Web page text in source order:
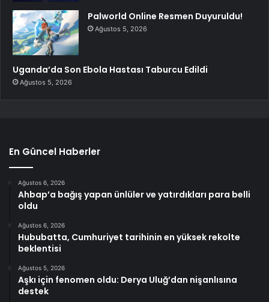
Palworld Online Resmen Duyuruldu!
Ağustos 5, 2026
Uganda’da Son Ebola Hastası Taburcu Edildi
Ağustos 5, 2026
En Güncel Haberler
Ağustos 6, 2026
Ahbap’a bağış yapan ünlüler ve yatırdıkları para belli
oldu
Ağustos 6, 2026
Hububatta, Cumhuriyet tarihinin en yüksek rekolte
beklentisi
Ağustos 5, 2026
Aşkı için fenomen oldu: Derya Uluğ’dan nişanlısına
destek